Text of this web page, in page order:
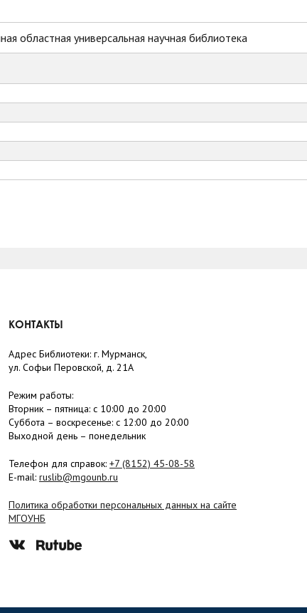
областная универсальная научная библиотека
КОНТАКТЫ
Адрес Библиотеки: г. Мурманск,
ул. Софьи Перовской, д. 21А
Режим работы:
Вторник – пятница: с 10:00 до 20:00
Суббота – воскресенье: c 12:00 до 20:00
Выходной день – понедельник
Телефон для справок: +7 (8152) 45-08-58
E-mail: ruslib@mgounb.ru
Политика обработки персональных данных на сайте
МГОУНБ